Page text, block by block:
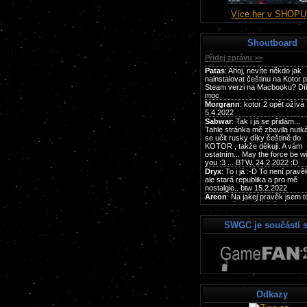
Více her v SHOPU
Shoutboard
SWGC je součástí
Odkazy